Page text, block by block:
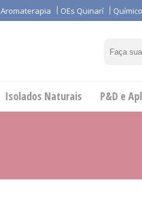
Aromaterapia OEs Quinarí
Isolados Naturais P&D e